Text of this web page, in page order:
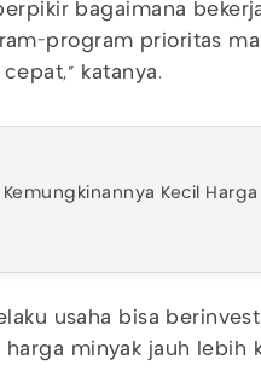
bagaimana
program prioritas
katanya.
Kecil
usaha bisa
harga minyak jauh lebih